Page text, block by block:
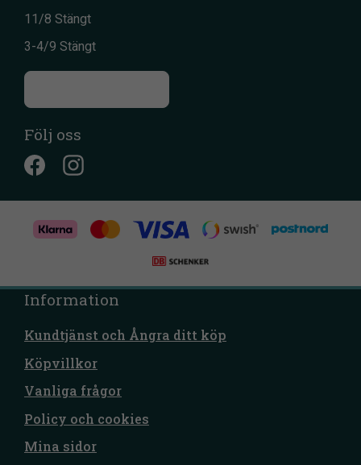
11/8 Stängt
3-4/9 Stängt
Följ oss
Information
Kundtjänst och Ångra ditt köp
Köpvillkor
Vanliga frågor
Policy och cookies
Mina sidor